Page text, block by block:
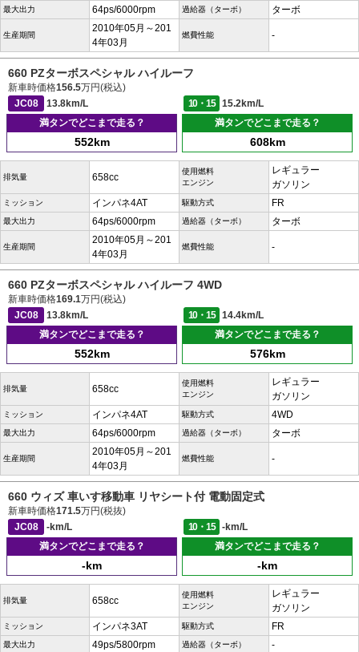
最大出力 64ps/6000rpm 過給器（ターボ） ターボ
生産期間
2010年05月～201
4年03月
燃費性能 -
660 PZターボスペシャル ハイルーフ
新車時価格156.5万円(税込)
JC08
13.8km/L 10・15
15.2km/L
満タンでどこまで走る？
552km
満タンでどこまで走る？
608km
排気量 658cc
使用燃料
エンジン
レギュラー
ガソリン
ミッション インパネ4AT 駆動方式 FR
最大出力 64ps/6000rpm 過給器（ターボ） ターボ
生産期間
2010年05月～201
4年03月
燃費性能 -
660 PZターボスペシャル ハイルーフ 4WD
新車時価格169.1万円(税込)
JC08
13.8km/L 10・15
14.4km/L
満タンでどこまで走る？
552km
満タンでどこまで走る？
576km
排気量 658cc
使用燃料
エンジン
レギュラー
ガソリン
ミッション インパネ4AT 駆動方式 4WD
最大出力 64ps/6000rpm 過給器（ターボ） ターボ
生産期間
2010年05月～201
4年03月
燃費性能 -
660 ウィズ 車いす移動車 リヤシート付 電動固定式
新車時価格171.5万円(税抜)
JC08
-km/L 10・15
-km/L
満タンでどこまで走る？
-km
満タンでどこまで走る？
-km
排気量 658cc
使用燃料
エンジン
レギュラー
ガソリン
ミッション インパネ3AT 駆動方式 FR
最大出力 49ps/5800rpm 過給器（ターボ） -